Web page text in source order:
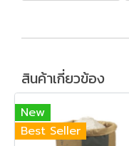
สินค้าเกี่ยวข้อง
New
Best Seller